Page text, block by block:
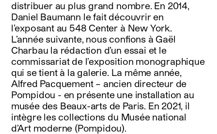
distribuer au plus grand nombre. En 2014,
Daniel Baumann le fait découvrir en
l’exposant au 548 Center à New York.
L’année suivante, nous confions à Gaël
Charbau la rédaction d’un essai et le
commissariat de l’exposition monographique
qui se tient à la galerie. La même année,
Alfred Pacquement – ancien directeur de
Pompidou - en présente une installation au
musée des Beaux-arts de Paris. En 2021, il
intègre les collections du Musée national
d’Art moderne (Pompidou).